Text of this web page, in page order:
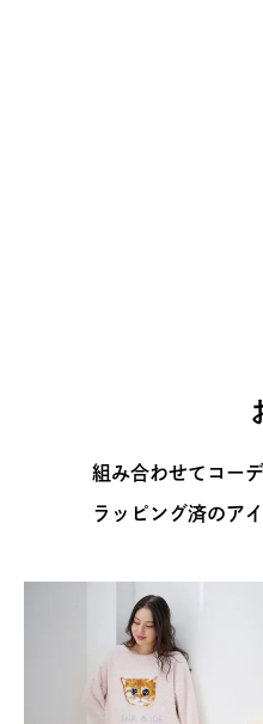
組み合わせてコー
ラッピング済のア